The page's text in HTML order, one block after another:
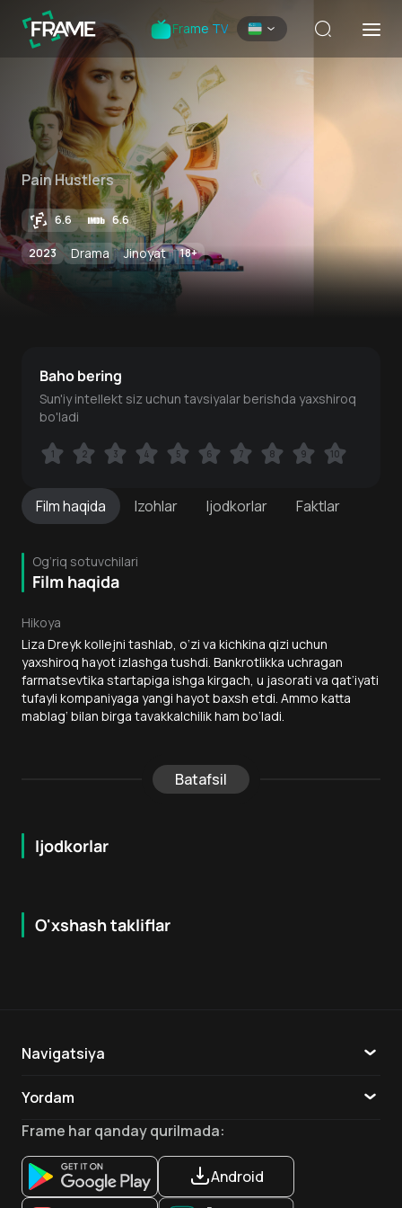
Frame TV
Pain Hustlers
6.6 6.6
2023 Drama Jinoyat 18+
Filmhaqida Izohlar Ijodkorlar Faktlar
Og‘riq sotuvchilari
Film haqida
Hikoya
Liza Dreyk kollejni tashlab, o‘zi va kichkina qizi uchun
yaxshiroq hayot izlashga tushdi. Bankrotlikka uchragan
farmatsevtika startapiga ishga kirgach, u jasorati va qat’iyati
tufayli kompaniyaga yangi hayot baxsh etdi. Ammo katta
mablag‘ bilan birga tavakkalchilik ham bo‘ladi.
Batafsil
Ijodkorlar
Baho bering
Sun'iy intellekt siz uchun tavsiyalar berishda yaxshiroq
bo'ladi
1 2 3 4 5 6 7 8 9 10
1 2 3 4 5 6 7 8 9 10
O'xshash takliflar
16 + 7.9
Navigatsiya
Yordam
Aloqa
Ilovalar
Frame har qanday qurilmada:
Android